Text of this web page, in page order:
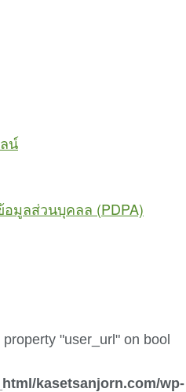
น์
มูลส่วนบุคลล (PDPA)
"user_url" on bool
kasetsanjorn.com/wp-